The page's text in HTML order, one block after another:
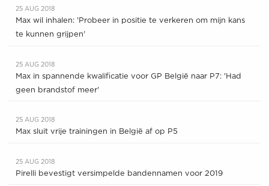
25 AUG 2018
Max wil inhalen: 'Probeer in positie te verkeren om mijn kans
te kunnen grijpen'
25 AUG 2018
Max in spannende kwalificatie voor GP België naar P7: 'Had
geen brandstof meer'
25 AUG 2018
Max sluit vrije trainingen in België af op P5
25 AUG 2018
Pirelli bevestigt versimpelde bandennamen voor 2019